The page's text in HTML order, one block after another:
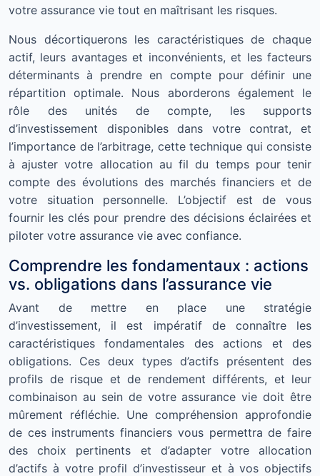
votre assurance vie tout en maîtrisant les risques.
Nous décortiquerons les caractéristiques de chaque
actif, leurs avantages et inconvénients, et les facteurs
déterminants à prendre en compte pour définir une
répartition optimale. Nous aborderons également le
rôle des unités de compte, les supports
d’investissement disponibles dans votre contrat, et
l’importance de l’arbitrage, cette technique qui consiste
à ajuster votre allocation au fil du temps pour tenir
compte des évolutions des marchés financiers et de
votre situation personnelle. L’objectif est de vous
fournir les clés pour prendre des décisions éclairées et
piloter votre assurance vie avec confiance.
Comprendre les fondamentaux : actions
vs. obligations dans l’assurance vie
Avant de mettre en place une stratégie
d’investissement, il est impératif de connaître les
caractéristiques fondamentales des actions et des
obligations. Ces deux types d’actifs présentent des
profils de risque et de rendement différents, et leur
combinaison au sein de votre assurance vie doit être
mûrement réfléchie. Une compréhension approfondie
de ces instruments financiers vous permettra de faire
des choix pertinents et d’adapter votre allocation
d’actifs à votre profil d’investisseur et à vos objectifs